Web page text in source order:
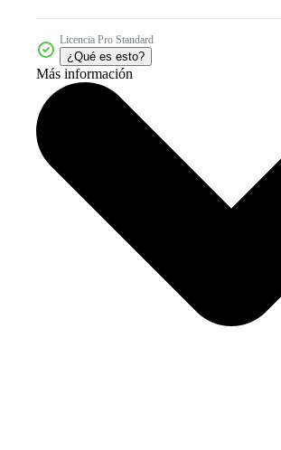
Licencia Pro Standard
¿Qué es esto?
Más información